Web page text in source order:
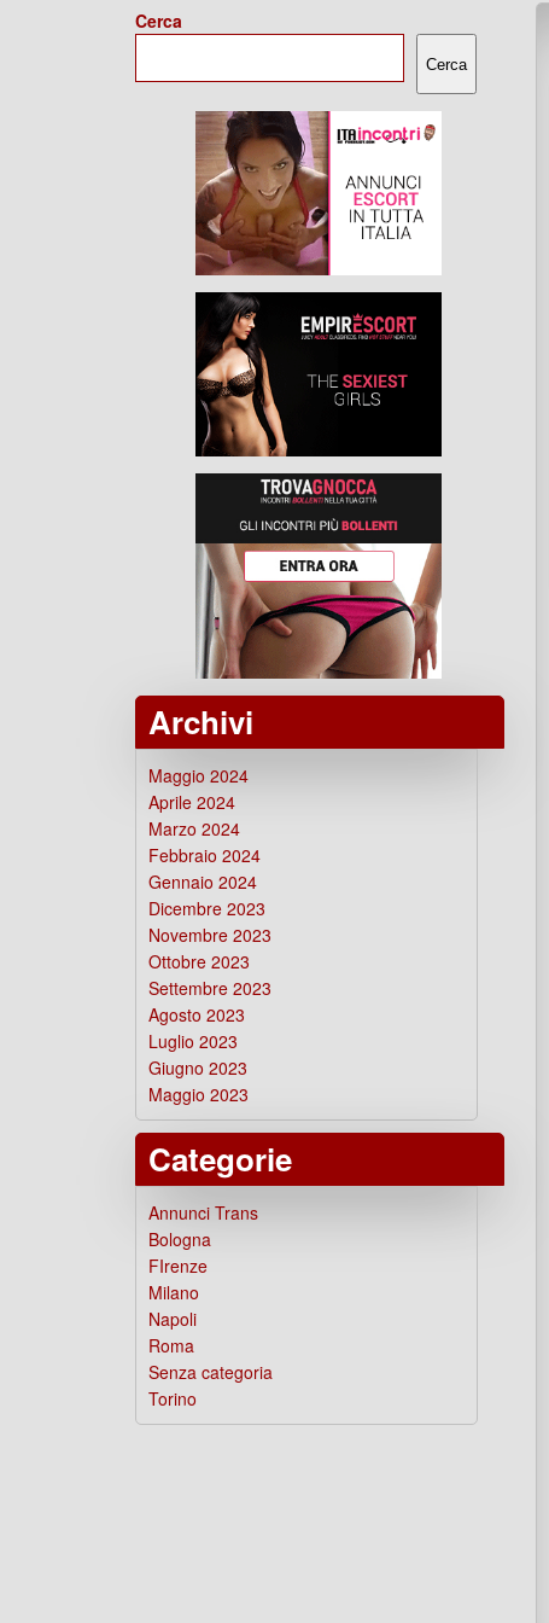
Cerca
Cerca
Archivi
Maggio 2024
Aprile 2024
Marzo 2024
Febbraio 2024
Gennaio 2024
Dicembre 2023
Novembre 2023
Ottobre 2023
Settembre 2023
Agosto 2023
Luglio 2023
Giugno 2023
Maggio 2023
Categorie
Annunci Trans
Bologna
FIrenze
Milano
Napoli
Roma
Senza categoria
Torino